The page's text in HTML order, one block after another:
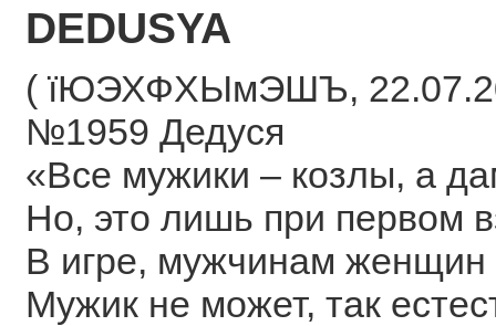
DEDUSYA
( їЮЭХФХЫмЭШЪ,
№1959 Дедуся
«Все мужики – козлы, а
Но, это лишь при первом
В игре, мужчинам женщин
Мужик не может, так